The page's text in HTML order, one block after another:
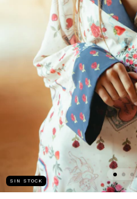
SIN STOCK